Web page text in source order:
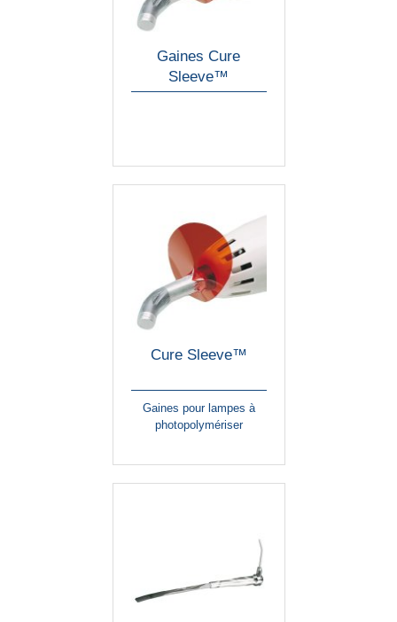
Gaines Cure
Sleeve™
Cure Sleeve™
Gaines pour lampes à
photopolymériser